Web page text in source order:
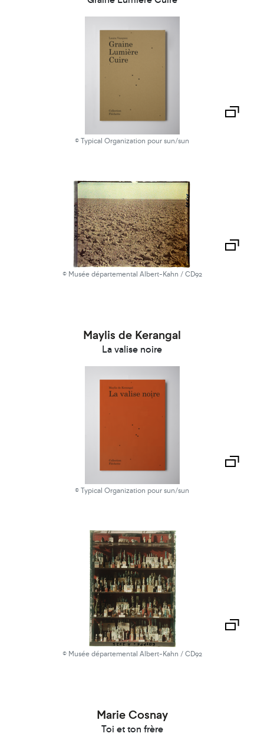
© Typical Organization pour sun/sun
© Musée départemental Albert-Kahn / CD92
Maylis de Kerangal
La valise noire
© Typical Organization pour sun/sun
© Musée départemental Albert-Kahn / CD92
Marie Cosnay
Toi et ton frère